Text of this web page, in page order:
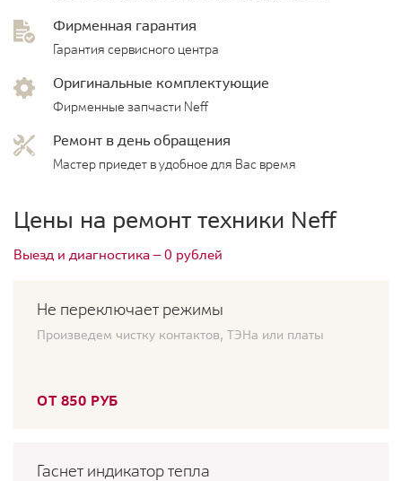
Фирменная гарантия
Гарантия сервисного центра
Оригинальные комплектующие
Фирменные запчасти Neff
Ремонт в день обращения
Мастер приедет в удобное для Вас время
Цены на ремонт техники Neff
Выезд и диагностика — 0 рублей
Не переключает режимы
Произведем чистку контактов, ТЭНа или платы
ОТ 850 РУБ
Гаснет индикатор тепла